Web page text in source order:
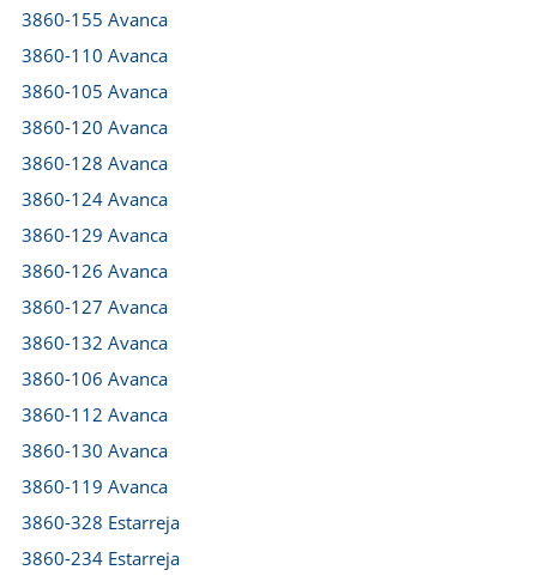
3860-155 Avanca
3860-110 Avanca
3860-105 Avanca
3860-120 Avanca
3860-128 Avanca
3860-124 Avanca
3860-129 Avanca
3860-126 Avanca
3860-127 Avanca
3860-132 Avanca
3860-106 Avanca
3860-112 Avanca
3860-130 Avanca
3860-119 Avanca
3860-328 Estarreja
3860-234 Estarreja